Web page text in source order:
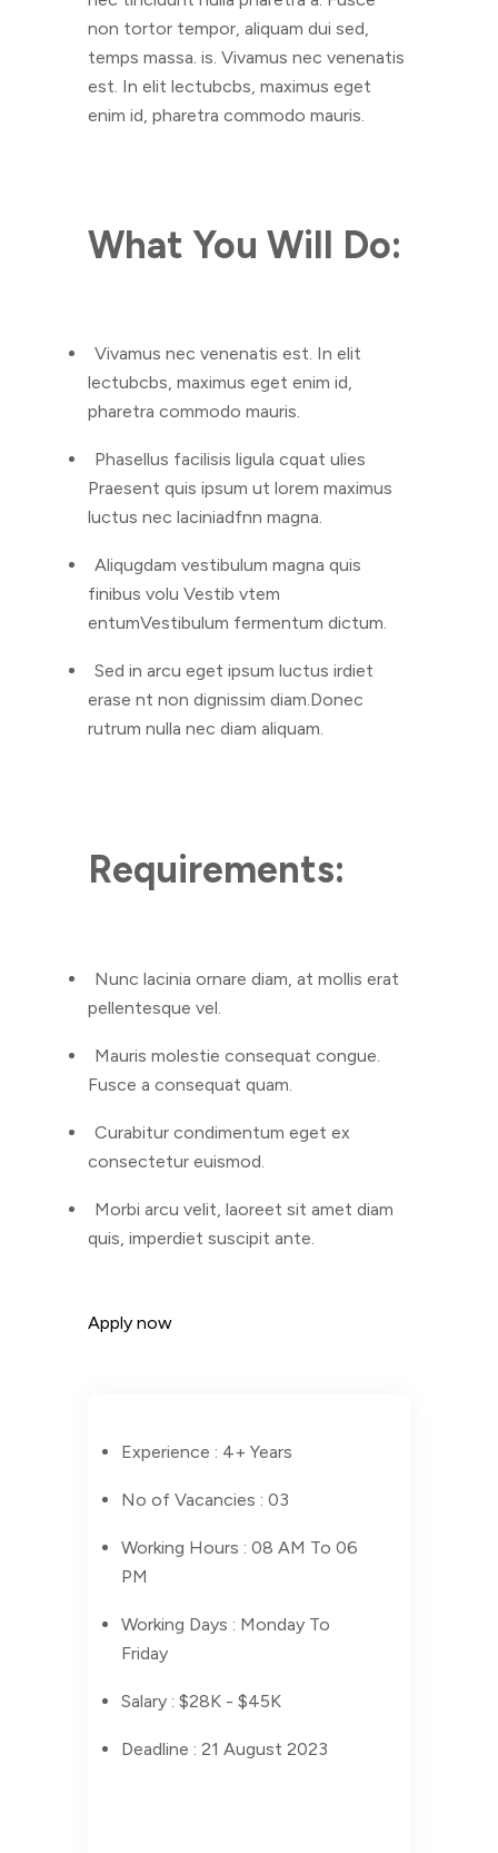
non tortor tempor, aliquam dui sed,
temps massa. is. Vivamus nec venenatis
est. In elit lectubcbs, maximus eget
enim id, pharetra commodo mauris.
What You Will Do:
Vivamus nec venenatis est. In elit
lectubcbs, maximus eget enim id,
pharetra commodo mauris.
Phasellus facilisis ligula cquat ulies
Praesent quis ipsum ut lorem maximus
luctus nec laciniadfnn magna.
Aliqugdam vestibulum magna quis
finibus volu Vestib vtem
entumVestibulum fermentum dictum.
Sed in arcu eget ipsum luctus irdiet
erase nt non dignissim diam.Donec
rutrum nulla nec diam aliquam.
Requirements:
Nunc lacinia ornare diam, at mollis erat
pellentesque vel.
Mauris molestie consequat congue.
Fusce a consequat quam.
Curabitur condimentum eget ex
consectetur euismod.
Morbi arcu velit, laoreet sit amet diam
quis, imperdiet suscipit ante.
Apply now
Experience : 4+ Years
No of Vacancies : 03
Working Hours : 08 AM To 06
PM
Working Days : Monday To
Friday
Salary : $28K - $45K
Deadline : 21 August 2023